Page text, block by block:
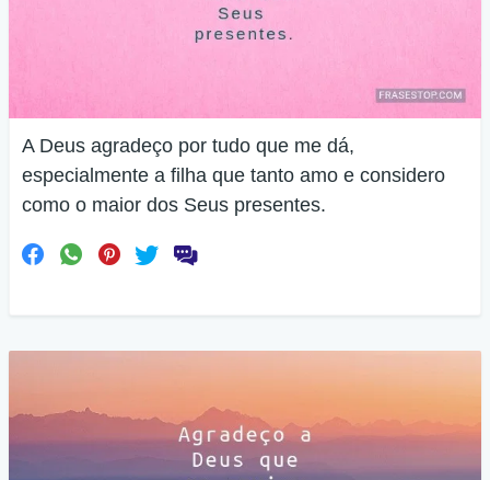
A Deus agradeço por tudo que me dá,
especialmente a filha que tanto amo e considero
como o maior dos Seus presentes.